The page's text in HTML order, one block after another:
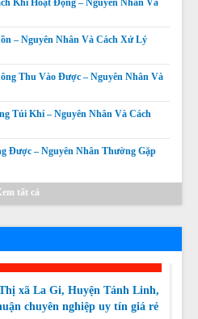
Khi Hoạt Động – Nguyên Nhân Và
– Nguyên Nhân Và Cách Xử Lý
Thu Vào Được – Nguyên Nhân Và
Túi Khí – Nguyên Nhân Và Cách
Được – Nguyên Nhân Thường Gặp
tất cả
Body Được – Nguyên Nhân,
Cách Khắc Phục
Liên hệ
Chi tiết
xã La Gi, Huyện Tánh Linh,
chuyên nghiệp uy tín giá rẻ
Liên hệ
Chi tiết